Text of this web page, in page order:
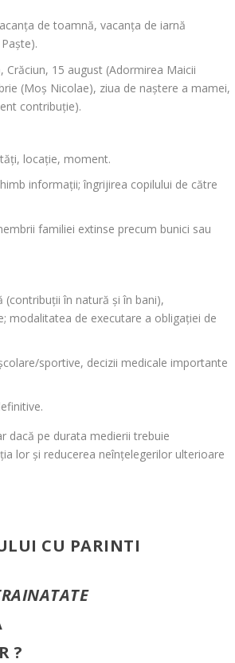
de toamnă, vacanța de iarnă
15 august (Adormirea Maicii
(Moș Nicolae), ziua de naștere a mamei,
contribuție).
locație, moment.
informații; îngrijirea copilului de către
familiei extinse precum bunici sau
în natură și în bani),
modalitatea de executare a obligației de
sportive, decizii medicale importante
dacă pe durata medierii trebuie
lor și reducerea neînțelegerilor ulterioare
CU PARINTI
?